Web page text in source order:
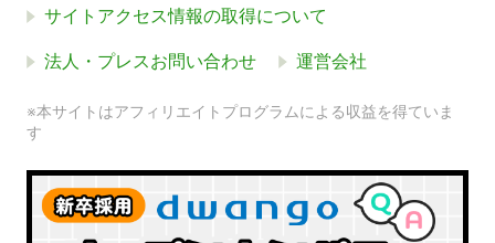
サイトアクセス情報の取得について
法人・プレスお問い合わせ 運営会社
※本サイトはアフィリエイトプログラムによる収益を得ていま
す